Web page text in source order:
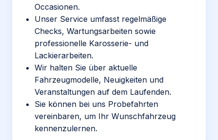
Occasionen.
Unser Service umfasst regelmäßige
Checks, Wartungsarbeiten sowie
professionelle Karosserie- und
Lackierarbeiten.
Wir halten Sie über aktuelle
Fahrzeugmodelle, Neuigkeiten und
Veranstaltungen auf dem Laufenden.
Sie können bei uns Probefahrten
vereinbaren, um Ihr Wunschfahrzeug
kennenzulernen.